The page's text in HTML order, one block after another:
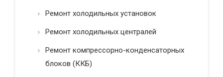
Ремонт холодильных установок
Ремонт холодильных централей
Ремонт компрессорно-конденсаторных
блоков (ККБ)